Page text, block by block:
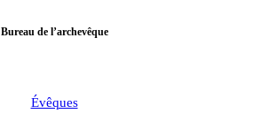
Bureau de l’archevêque
Évêques